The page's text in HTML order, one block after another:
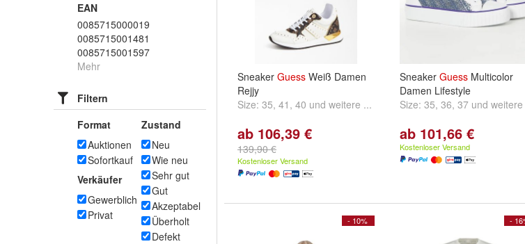
EAN
0085715000019
0085715001481
0085715001597
Mehr
Filtern
Format
Auktionen
Sofortkauf
Verkäufer
Gewerblich
Privat
Zustand
Neu
Wie neu
Sehr gut
Gut
Akzeptabel
Überholt
Defekt
Sneaker Guess Weiß Damen
Rejjy
Size: 35, 41 , 40 und weitere ...
ab 106,39 €
139,90 €
Kostenloser Versand
Sneaker Guess Multicolor
Damen Lifestyle
Size: 35, 36, 37 und weitere
ab 101,66 €
Kostenloser Versand
- 10% -